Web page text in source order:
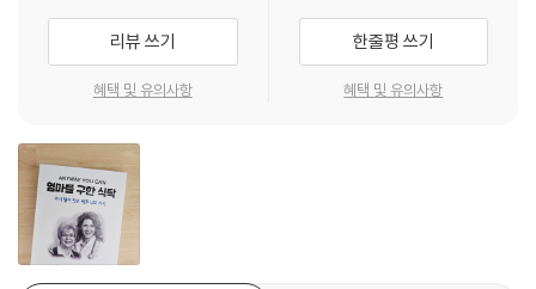
--- p.84
혈당 불균형을 바로잡으면 신진대사가 안정을 찾습니다. 대사가 안정되면
면역 체계가 좋아지며, 자연치유력이 높아집니다. 탄수화물을 제한하면 케
보고 되고 있습니다.
--- p.100
“만성 림프구성 백혈병은 시간이 지날수록 호전되지 않습니다. 그런데 말
리뷰 쓰기
혜택 및 유의사항
한줄평 쓰기
혜택 및 유의사항